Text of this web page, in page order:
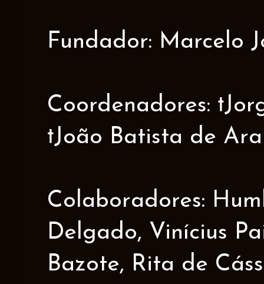
Fundador: Marcelo
Coordenadores:
†João Batista de
Colaboradores:
Delgado, Vinícius
Bazote, Rita de